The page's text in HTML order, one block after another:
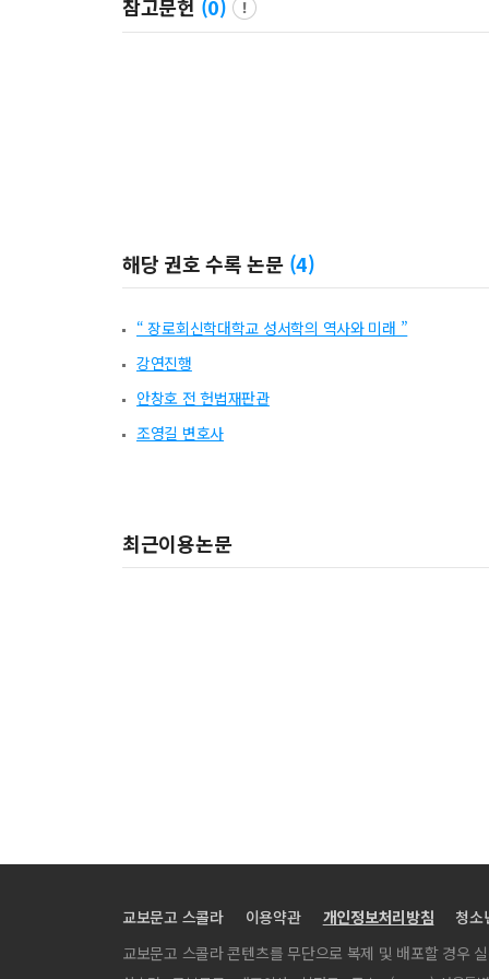
참고문헌 (0)
해당 권호 수록 논문 (4)
“ 장로회신학대학교 성서학의 역사와 미래 ”
강연진행
안창호 전 헌법재판관
조영길 변호사
최근이용논문
교보문고 스콜라 이용약관 개인정보처리방침
청소
교보문고 스콜라 콘텐츠를 무단으로 복제 및 배포할 경우